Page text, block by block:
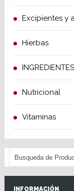
Excipientes y
Hierbas
Nutricional
Vitaminas
INFORMACIÓN